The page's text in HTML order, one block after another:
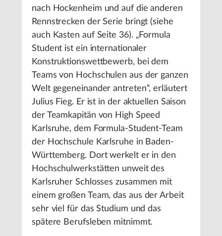
nach Hockenheim und auf die anderen
Rennstrecken der Serie bringt (siehe
auch Kasten auf Seite 36). „Formula
Student ist ein internationaler
Konstruktionswettbewerb, bei dem
Teams von Hochschulen aus der ganzen
Welt gegeneinander antreten“, erläutert
Julius Fieg. Er ist in der aktuellen Saison
der Teamkapitän von High Speed
Karlsruhe, dem Formula-Student-Team
der Hochschule Karlsruhe in Baden-
Württemberg. Dort werkelt er in den
Hochschulwerkstätten unweit des
Karlsruher Schlosses zusammen mit
einem großen Team, das aus der Arbeit
sehr viel für das Studium und das
spätere Berufsleben mitnimmt.